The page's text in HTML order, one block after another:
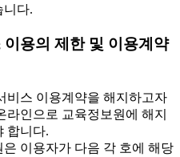
니다.
이용의 제한 및 이용계약
스 이용계약을 해지하고자
라인으로 교육정보원에 해지
합니다.
이용자가 다음 각 호에 해당